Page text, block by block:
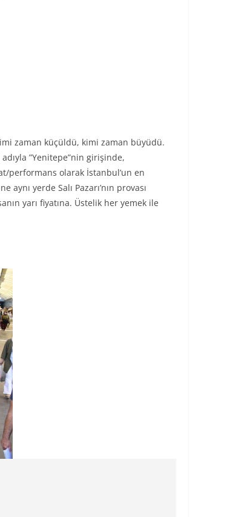
zaman küçüldü, kimi zaman büyüdü.
”Yenitepe”nin girişinde,
performans olarak İstanbul’un en
yerde Salı Pazarı’nın provası
yarı fiyatına. Üstelik her yemek ile